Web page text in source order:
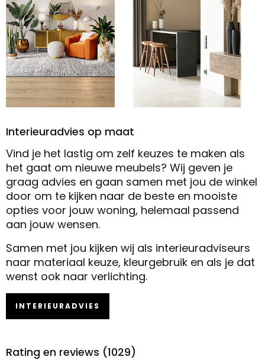
Interieuradvies op maat
Vind je het lastig om zelf keuzes te maken als
het gaat om nieuwe meubels? Wij geven je
graag advies en gaan samen met jou de winkel
door om te kijken naar de beste en mooiste
opties voor jouw woning, helemaal passend
aan jouw wensen.
Samen met jou kijken wij als interieuradviseurs
naar materiaal keuze, kleurgebruik en als je dat
wenst ook naar verlichting.
INTERIEURADVIES
Rating en reviews (1029)